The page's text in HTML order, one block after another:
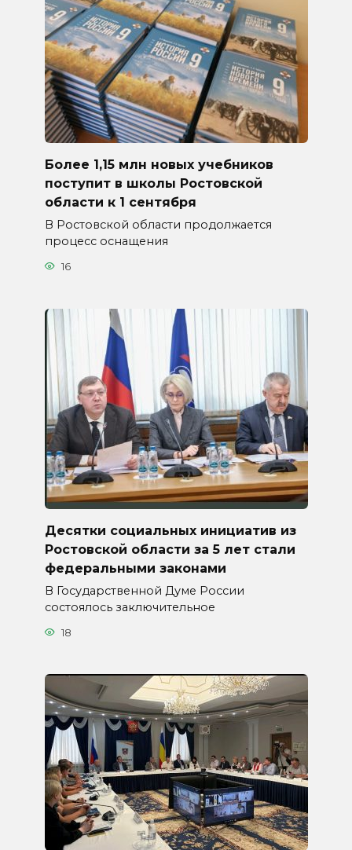
Более 1,15 млн новых учебников
поступит в школы Ростовской
области к 1 сентября
В Ростовской области продолжается
процесс оснащения
16
Десятки социальных инициатив из
Ростовской области за 5 лет стали
федеральными законами
В Государственной Думе России
состоялось заключительное
18